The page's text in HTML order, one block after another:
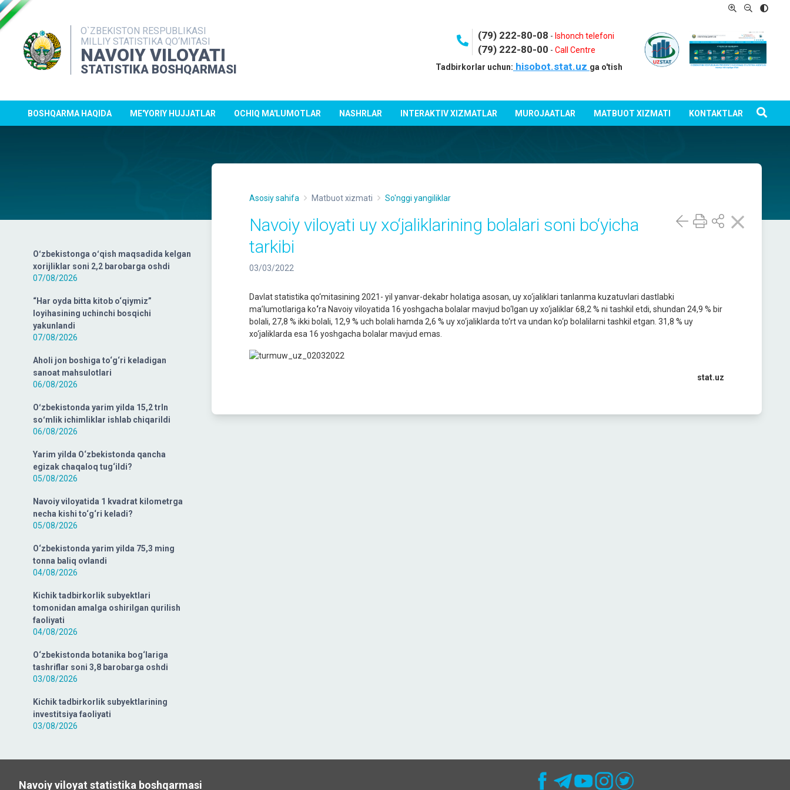
O`ZBEKISTON RESPUBLIKASI
MILLIY STATISTIKA QO‘MITASI
NAVOIY VILOYATI
STATISTIKA BOSHQARMASI
(79) 222-80-08 - Ishonch telefoni
(79) 222-80-00 -Call Centre
Tadbirkorlar uchun: hisobot.stat.uz ga o'tish
BOSHQARMA HAQIDA ME'YORIY HUJJATLAR OCHIQ MA'LUMOTLAR NASHRLAR INTERAKTIV XIZMATLAR MUROJAATLAR MATBUOT XIZMATI KONTAKTLAR
Oʻzbekistonga oʻqish maqsadida kelgan
xorijliklar soni 2,2 barobarga oshdi
07/08/2026
“Har oyda bitta kitob o‘qiymiz”
loyihasining uchinchi bosqichi
yakunlandi
07/08/2026
Aholi jon boshiga to‘g‘ri keladigan
sanoat mahsulotlari
06/08/2026
Oʻzbekistonda yarim yilda 15,2 trln
soʻmlik ichimliklar ishlab chiqarildi
06/08/2026
Yarim yilda O‘zbekistonda qancha
egizak chaqaloq tug‘ildi?
05/08/2026
Navoiy viloyatida 1 kvadrat kilometrga
necha kishi to‘g‘ri keladi?
05/08/2026
O‘zbekistonda yarim yilda 75,3 ming
tonna baliq ovlandi
04/08/2026
Kichik tadbirkorlik subyektlari
tomonidan amalga oshirilgan qurilish
faoliyati
04/08/2026
O‘zbekistonda botanika bog‘lariga
tashriflar soni 3,8 barobarga oshdi
03/08/2026
Kichik tadbirkorlik subyektlarining
investitsiya faoliyati
03/08/2026
Asosiy sahifa Matbuot xizmati So'nggi yangiliklar
Navoiy viloyati uy xo‘jaliklarining bolalari soni bo‘yicha
tarkibi
03/03/2022
Davlat statistika qo‘mitasining 2021- yil yanvar-dekabr holatiga asosan, uy xo‘jaliklari tanlanma kuzatuvlari dastlabki
ma’lumotlariga ko‘ra Navoiy viloyatida 16 yoshgacha bolalar mavjud bo‘lgan uy xo‘jaliklar 68,2 % ni tashkil etdi, shundan 24,9 % bir
bolali, 27,8 % ikki bolali, 12,9 % uch bolali hamda 2,6 % uy xo‘jaliklarda to‘rt va undan ko‘p bolalilarni tashkil etgan. 31,8 % uy
xo‘jaliklarda esa 16 yoshgacha bolalar mavjud emas.
stat.uz
Navoiy viloyat statistika boshqarmasi